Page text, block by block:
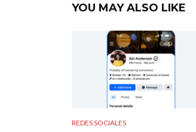
YOU MAY ALSO LIKE
REDES SOCIALES